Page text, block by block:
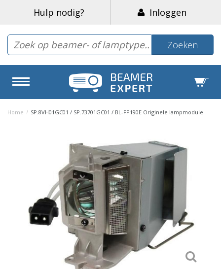
Hulp nodig? Inloggen
Zoeken
Home / SP.8VH01GC01 / SP.73701GC01 / BL-FP190E Originele lampmodule